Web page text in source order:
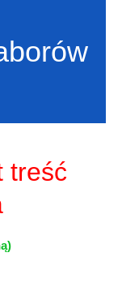
treść